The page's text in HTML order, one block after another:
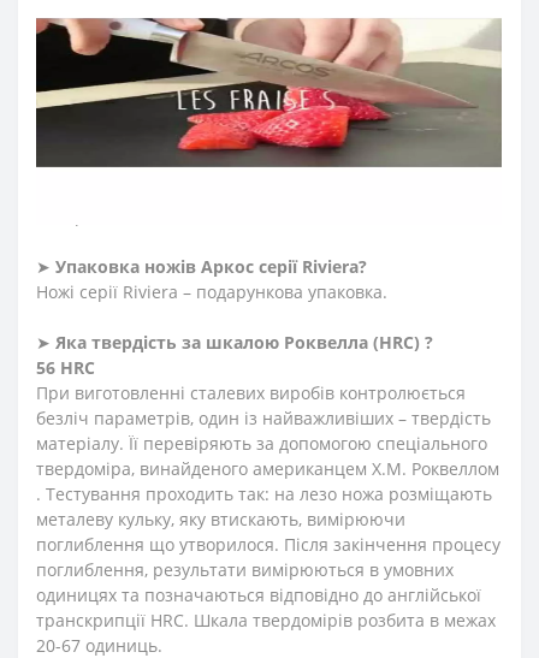
поліоксиметилену та прикріплюють до хвостовика
нержавіючими заклепками. Матеріал стійкий до
ударів, кислот, хлору, миючих засобів, грибків та
плісняви. Не потрапляють залишки їжі завдяки повній
відсутності пустот. Рукоятка ножів Аркос
пристосовується до форми руки, забезпечуючи повний
комфорт для роботи. Зберігає свою цілісність і
➤ Упаковка ножів Аркос серіїRiviera?
Ножі серії Riviera – подарункова упаковка.
➤ Яка твердість за шкалою Роквелла (HRC) ?
56 HRC
При виготовленні сталевих виробів контролюється
безліч параметрів, один із найважливіших – твердість
матеріалу. Її перевіряють за допомогою спеціального
твердоміра, винайденого американцем Х.М. Роквеллом
. Тестування проходить так: на лезо ножа розміщають
металеву кульку, яку втискають, вимірюючи
поглиблення що утворилося. Після закінчення процесу
поглиблення, результати вимірюються в умовних
одиницях та позначаються відповідно до англійської
транскрипції HRC. Шкала твердомірів розбита в межах
20-67 одиниць.